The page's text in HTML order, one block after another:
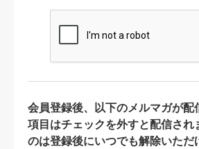
会員登録後、以下のメルマガが配
項目はチェックを外すと配信され
のは登録後にいつでも解除いただ